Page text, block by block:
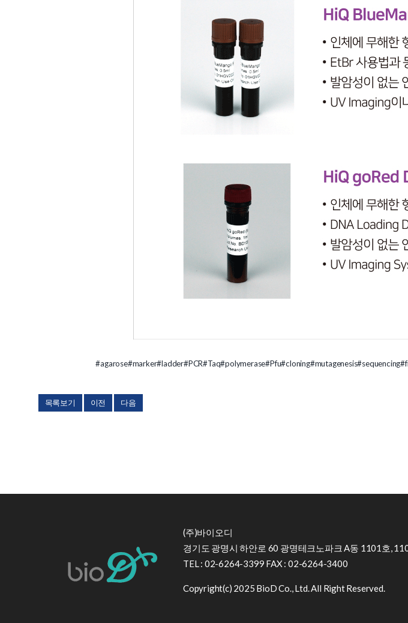
#agarose#marker#ladder#PCR#Taq#polymerase#Pfu#cloning#mutagenesis#sequencing
목록보기 이전 다음
(주)바이오디
경기도 광명시 하안로 60 광명테크노파크 A동 1101호,
TEL : 02-6264-3399 FAX : 02-6264-3400
Copyright(c) 2025 BioD Co., Ltd. All Right Reserved.